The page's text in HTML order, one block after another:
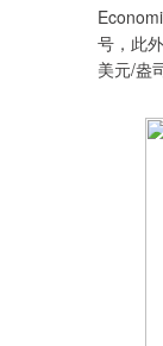
号，此
美元/盎